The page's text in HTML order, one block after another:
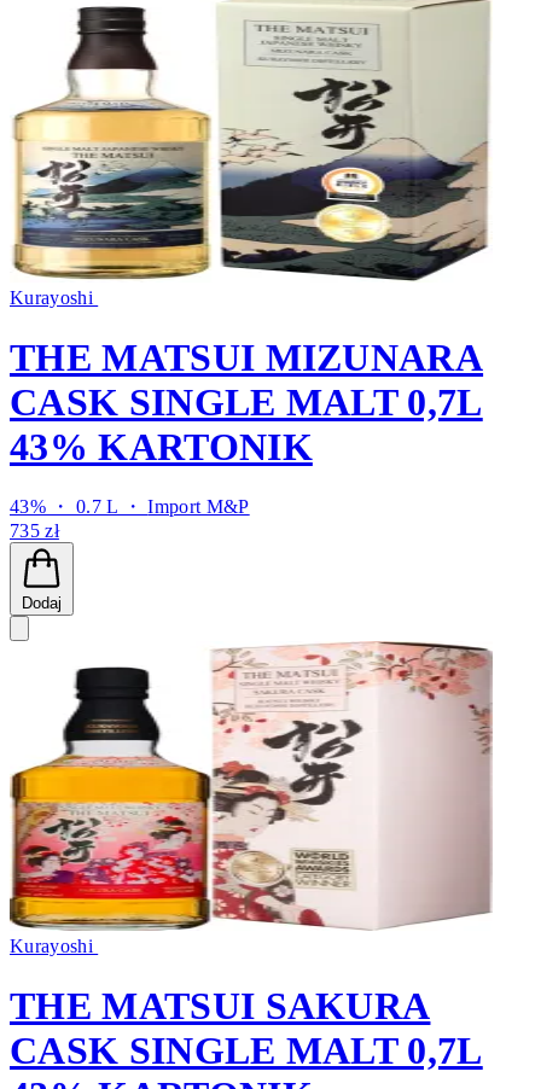
Kurayoshi
THE MATSUI MIZUNARA
CASK SINGLE MALT 0,7L
43% KARTONIK
43% ・ 0.7 L ・Import M&P
735 zł
Dodaj
Kurayoshi
THE MATSUI SAKURA
CASK SINGLE MALT 0,7L